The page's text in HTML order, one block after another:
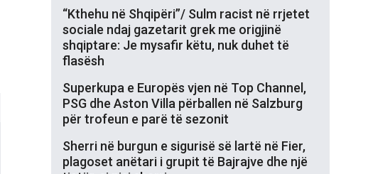
“Kthehu në Shqipëri”/ Sulm racist në rrjetet
sociale ndaj gazetarit grek me origjinë
shqiptare: Je mysafir këtu, nuk duhet të
flasësh
Superkupa e Europës vjen në Top Channel,
PSG dhe Aston Villa përballen në Salzburg
për trofeun e parë të sezonit
Sherri në burgun e sigurisë së lartë në Fier,
plagoset anëtari i grupit të Bajrajve dhe një